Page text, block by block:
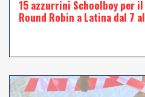
15 azzurrini Schoolboy per
Round Robin a Latina dal 7